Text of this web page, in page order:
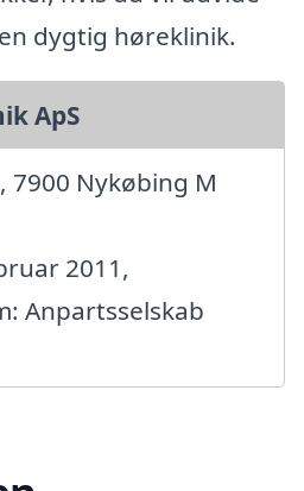
dygtig høreklinik.
ApS
7900 Nykøbing M
2011,
Anpartsselskab